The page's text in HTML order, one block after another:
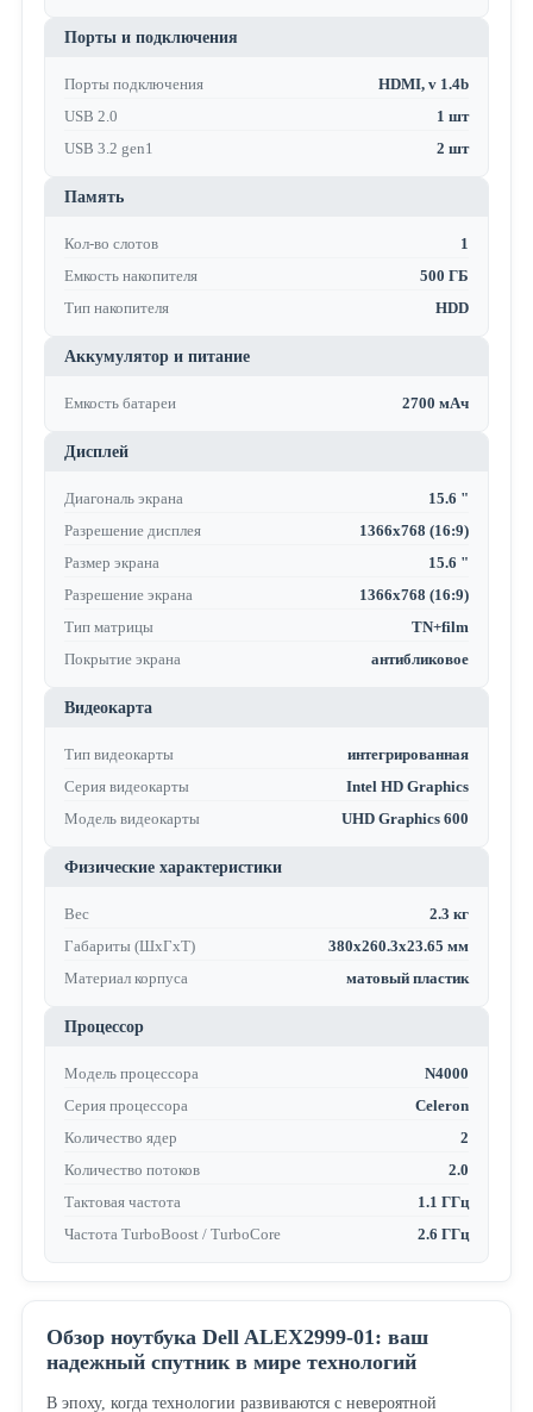
Порты и подключения
Порты подключения
HDMI, v 1.4b
USB 2.0
1 шт
USB 3.2 gen1
2 шт
Память
Кол-во слотов
1
Емкость накопителя
500 ГБ
Тип накопителя
HDD
Аккумулятор и питание
Емкость батареи 2700 мАч
Дисплей
Диагональ экрана
15.6 "
Разрешение дисплея
1366x768 (16:9)
Размер экрана
15.6 "
Разрешение экрана
1366x768 (16:9)
Тип матрицы
TN+film
Покрытие экрана
антибликовое
Видеокарта
Тип видеокарты
интегрированная
Серия видеокарты
Intel HD Graphics
Модель видеокарты
UHD Graphics 600
Физические характеристики
Вес
2.3 кг
Габариты (ШхГхТ)
380x260.3x23.65 мм
Материал корпуса
матовый пластик
Процессор
Модель процессора
N4000
Серия процессора
Celeron
Количество ядер
2
Количество потоков
2.0
Тактовая частота
1.1 ГГц
Частота TurboBoost / TurboCore
2.6 ГГц
Обзор ноутбука Dell ALEX2999-01: ваш
надежный спутник в мире технологий
В эпоху, когда технологии развиваются с невероятной